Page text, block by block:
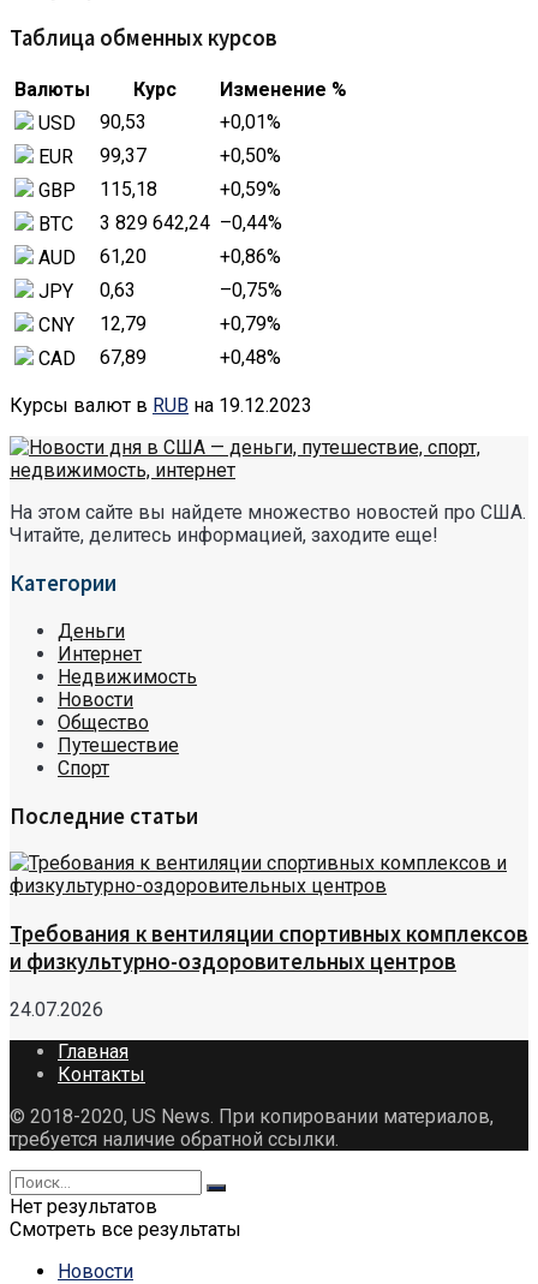
Таблица обменных курсов
Валюты Курс
Изменение %
USD
90,53 +0,01%
EUR
99,37 +0,50%
GBP
115,18 +0,59%
BTC
3 829 642,24 –0,44%
AUD
61,20 +0,86%
JPY
0,63 –0,75%
CNY
12,79 +0,79%
CAD
67,89 +0,48%
Курсы валют в RUB на 19.12.2023
На этом сайте вы найдете множество новостей про США.
Читайте, делитесь информацией, заходите еще!
Категории
Деньги
Интернет
Недвижимость
Новости
Общество
Путешествие
Спорт
Последние статьи
Требования к вентиляции спортивных комплексов
и физкультурно-оздоровительных центров
24.07.2026
Главная
Контакты
© 2018-2020, US News. При копировании материалов,
требуется наличие обратной ссылки.
Нет результатов
Смотреть все результаты
Новости